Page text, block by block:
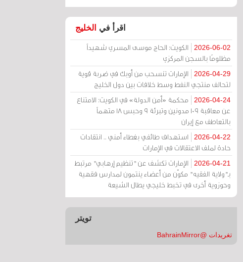
اقرأ في الخليج
2026-06-02
الكويت: الحاج موسى المسري شهيداً
مظلومًا بالسجن المركزي
2026-04-29
الإمارات تنسحب من أوبك في ضربة قوية
لتحالف منتجي النفط وسط خلافات بين دول الخليج
2026-04-24
محكمة «أمن الدولة» في الكويت: الامتناع
عن معاقبة 109 مدونين وتبرئة 9 وحبس 18 متهماً
بالتعاطف مع إيران
2026-04-22
استهداف طائفي بغطاء أمني .. انتقادات
حادة لملف الاعتقالات في الإمارات
2026-04-21
الإمارات تكشف عن "تنظيم إرهابي" مرتبط
بـ"ولاية الفقيه" مكوّن من أعضاء ينتمون لمدارس فقهية
وحوزوية أخرى في تخبط خليجي يطال الشيعة
تويتر
تغريدات @BahrainMirror